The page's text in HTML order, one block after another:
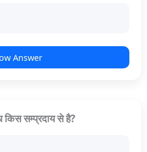
Answer
किस सम्प्रदाय से है?